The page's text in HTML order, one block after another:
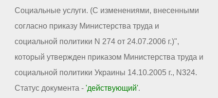
Социальные услуги. (С изменениями, внесенными
согласно приказу Министерства труда и
социальной политики N 274 от 24.07.2006 г.)",
который утвержден приказом Министерства труда и
социальной политики Украины 14.10.2005 г., N324.
Статус документа - 'действующий'.